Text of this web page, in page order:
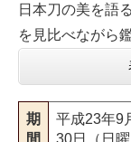
日本刀の美を語
を見比べながら
期
間
平成23年9
30日（日曜